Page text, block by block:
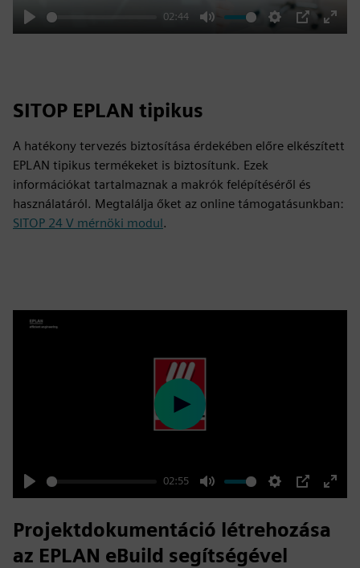
Play
02:44
Mute Settings
PIP
Enter
SITOP EPLAN tipikus
A hatékony tervezés biztosítása érdekében előre elkészített
EPLAN tipikus termékeket is biztosítunk. Ezek
információkat tartalmaznak a makrók felépítéséről és
használatáról. Megtalálja őket az online támogatásunkban:
SITOP 24 V mérnöki modul.
Play
02:55
Mute Settings
PIP
Enter
Play
Projektdokumentáció létrehozása
az EPLAN eBuild segítségével